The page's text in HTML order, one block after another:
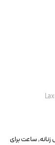
,ساعت برای